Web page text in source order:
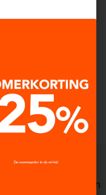
warme en
sfeer, die
dat design zowel
als functioneel
service, van